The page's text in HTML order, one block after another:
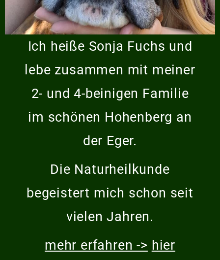
Ich heiße Sonja Fuchs und
lebe zusammen mit meiner
2- und 4-beinigen Familie
im schönen Hohenberg an
der Eger.
Die Naturheilkunde
begeistert mich schon seit
vielen Jahren.
mehr erfahren -> hier